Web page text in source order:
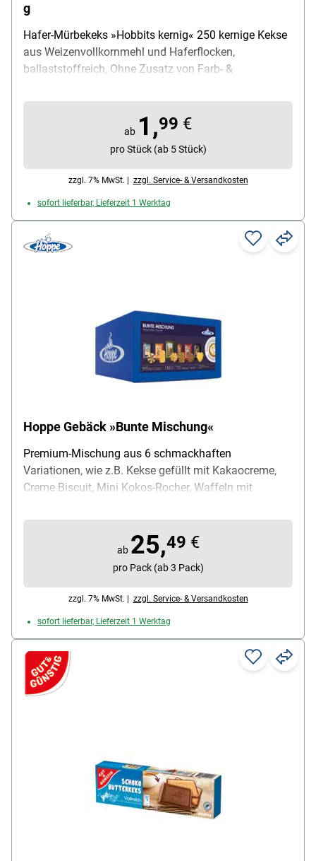
g
Hafer-Mürbekeks »Hobbits kernig« 250 kernige Kekse
aus Weizenvollkornmehl und Haferflocken,
ballaststoffreich, Ohne Zusatz von Farb- &
250 g Mürbekeksen
ab 1,99 €
pro Stück (ab 5 Stück)
zzgl. 7% MwSt. | zzgl. Service- & Versandkosten
sofort lieferbar, Lieferzeit 1 Werktag
Hoppe Gebäck »Bunte Mischung«
Premium-Mischung aus 6 schmackhaften
Variationen, wie z.B. Kekse gefüllt mit Kakaocreme,
Creme Biscuit, Mini Kokos-Rocher, Waffeln mit
verschiedenen Formen, Inhalt pro Pack: 150 Stück,
Gewicht: 1226 g, Lieferumfang: 1 Karton mit 150
einzeln verpackten Keksen (gesamt: 1226 g)
ab 25,49 €
pro Pack (ab 3 Pack)
zzgl. 7% MwSt. | zzgl. Service- & Versandkosten
sofort lieferbar, Lieferzeit 1 Werktag